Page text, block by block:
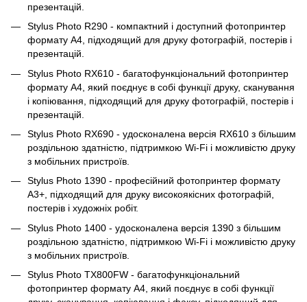
презентацій.
Stylus Photo R290 - компактний і доступний фотопринтер
формату A4, підходящий для друку фотографій, постерів і
презентацій.
Stylus Photo RX610 - багатофункціональний фотопринтер
формату A4, який поєднує в собі функції друку, сканування
і копіювання, підходящий для друку фотографій, постерів і
презентацій.
Stylus Photo RX690 - удосконалена версія RX610 з більшим
роздільною здатністю, підтримкою Wi-Fi і можливістю друку
з мобільних пристроїв.
Stylus Photo 1390 - професійний фотопринтер формату
A3+, підходящий для друку високоякісних фотографій,
постерів і художніх робіт.
Stylus Photo 1400 - удосконалена версія 1390 з більшим
роздільною здатністю, підтримкою Wi-Fi і можливістю друку
з мобільних пристроїв.
Stylus Photo TX800FW - багатофункціональний
фотопринтер формату A4, який поєднує в собі функції